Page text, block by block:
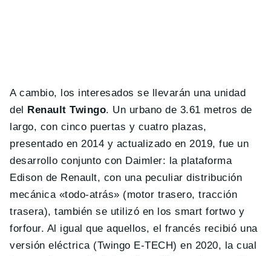
A cambio, los interesados se llevarán una unidad
del
Renault Twingo. Un urbano de 3.61 metros de
largo, con cinco puertas y cuatro plazas,
presentado en 2014 y actualizado en 2019, fue un
desarrollo conjunto con Daimler: la plataforma
Edison de Renault, con una peculiar distribución
mecánica «todo-atrás» (motor trasero, tracción
trasera), también se utilizó en los smart fortwo y
forfour. Al igual que aquellos, el francés recibió una
versión eléctrica (Twingo E-TECH) en 2020, la cual